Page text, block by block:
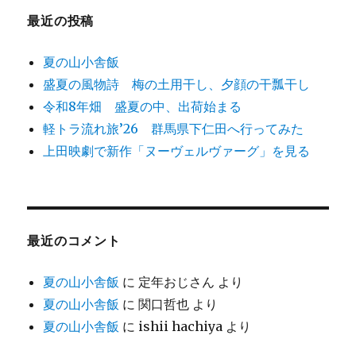
最近の投稿
夏の山小舎飯
盛夏の風物詩 梅の土用干し、夕顔の干瓢干し
令和8年畑 盛夏の中、出荷始まる
軽トラ流れ旅’26 群馬県下仁田へ行ってみた
上田映劇で新作「ヌーヴェルヴァーグ」を見る
最近のコメント
夏の山小舎飯 に 定年おじさん より
夏の山小舎飯 に関口哲也 より
夏の山小舎飯 に ishii hachiya より